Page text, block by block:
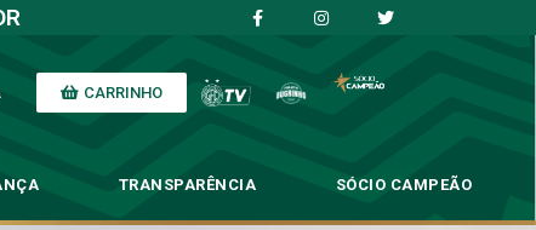
CARRINHO
TRANSPARÊNCIA SÓCIO CAMPEÃO